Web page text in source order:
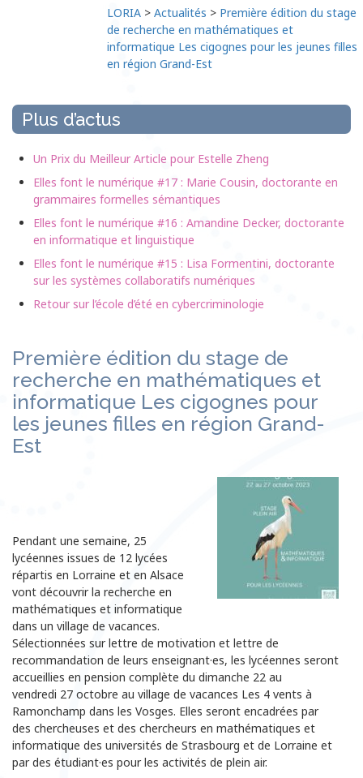
LORIA > Actualités > Première édition du stage
de recherche en mathématiques et
informatique Les cigognes pour les jeunes filles
en région Grand-Est
Plus d’actus
Un Prix du Meilleur Article pour Estelle Zheng
Elles font le numérique #17 : Marie Cousin, doctorante en
grammaires formelles sémantiques
Elles font le numérique #16 : Amandine Decker, doctorante
en informatique et linguistique
Elles font le numérique #15 : Lisa Formentini, doctorante
sur les systèmes collaboratifs numériques
Retour sur l’école d’été en cybercriminologie
Première édition du stage de
recherche en mathématiques et
informatique Les cigognes pour
les jeunes filles en région Grand-
Est
Pendant une semaine, 25
lycéennes issues de 12 lycées
répartis en Lorraine et en Alsace
vont découvrir la recherche en
mathématiques et informatique
dans un village de vacances.
Sélectionnées sur lettre de motivation et lettre de
recommandation de leurs enseignant·es, les lycéennes seront
accueillies en pension complète du dimanche 22 au
vendredi 27 octobre au village de vacances Les 4 vents à
Ramonchamp dans les Vosges. Elles seront encadrées par
des chercheuses et des chercheurs en mathématiques et
informatique des universités de Strasbourg et de Lorraine et
par des étudiant·es pour les activités de plein air.